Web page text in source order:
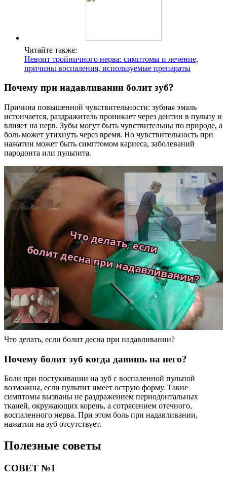
Читайте также:
Неврит тройничного нерва: симптомы и лечение,
причины воспаления, используемые препараты
Почему при надавливании болит зуб?
Причина повышенной чувствительности: зубная эмаль
истончается, раздражитель проникает через дентин в пульпу и
влияет на нерв. Зубы могут быть чувствительны по природе, а
боль может утихнуть через время. Но чувствительность при
нажатии может быть симптомом кариеса, заболеваний
пародонта или пульпита.
Что делать, если болит десна при надавливании?
Почему болит зуб когда давишь на него?
Боли при постукивании на зуб с воспаленной пульпой
возможны, если пульпит имеет острую форму. Такие
симптомы вызваны не раздражением периодонтальных
тканей, окружающих корень, а сотрясением отечного,
воспаленного нерва. При этом боль при надавливании,
нажатии на зуб отсутствует.
Полезные советы
СОВЕТ №1